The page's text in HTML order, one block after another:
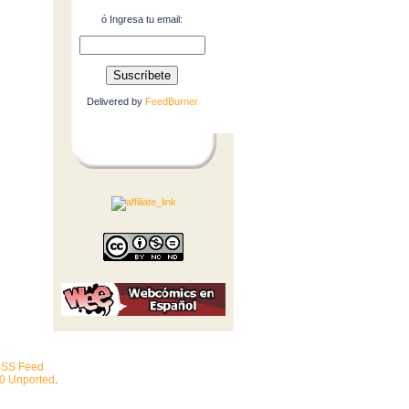
ó Ingresa tu email:
Delivered by FeedBurner
Feed
Unported .